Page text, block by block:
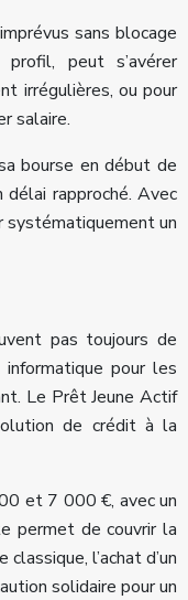
sans blocage
peut s’avérer
irrégulières, ou pour
salaire.
bourse en début de
rapproché. Avec
systématiquement un
pas toujours de
pour les
Le Prêt Jeune Actif
de crédit à la
et 7 000 €, avec un
permet de couvrir la
l’achat d’un
solidaire pour un